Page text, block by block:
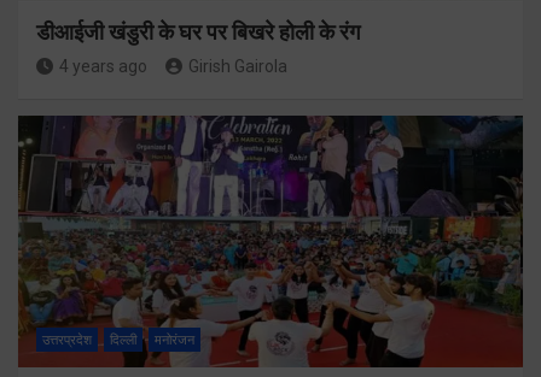
डीआईजी खंडुरी के घर पर बिखरे होली के रंग
4 years ago Girish Gairola
उत्तरप्रदेश दिल्ली मनोरंजन